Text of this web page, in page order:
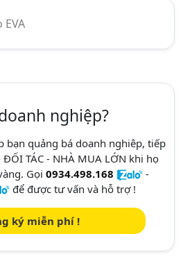
EVA
nghiệp?
bạn quảng bá doanh nghiêp, tiếp
ĐỐI TÁC - NHÀ MUA LỚN khi họ
Gọi 0934.498.168
-
để được tư vấn và hỗ trợ !
ký miễn phí !